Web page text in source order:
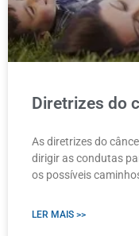
Diretrizes do
As diretrizes do
dirigir as condutas
os possíveis
LER MAIS >>